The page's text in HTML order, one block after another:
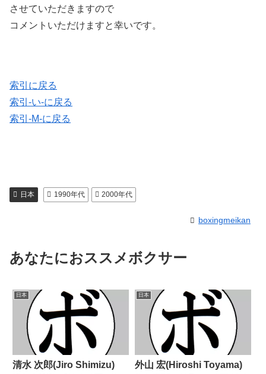
させていただきますので
コメントいただけますと幸いです。
索引に戻る
索引-い-に戻る
索引-M-に戻る
日本 1990年代 2000年代
boxingmeikan
あなたにおススメボクサー
日本
清水 次郎(Jiro Shimizu)
日本
外山 宏(Hiroshi Toyama)